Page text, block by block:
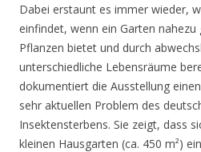
Dabei erstaunt es immer wieder,
einfindet, wenn ein Garten nahezu
Pflanzen bietet und durch
unterschiedliche Lebensräume
dokumentiert die Ausstellung
sehr aktuellen Problem des
Insektensterbens. Sie zeigt, dass
kleinen Hausgarten (ca. 450 m²)